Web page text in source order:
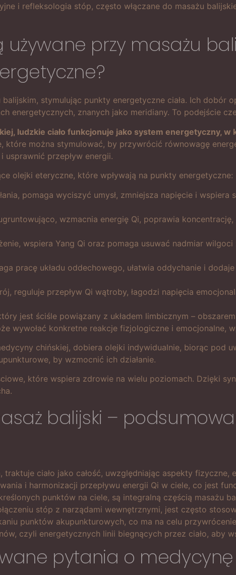
i refleksologia stóp, często włączane do masażu
używane przy masażu
stymulując punkty energetyczne ciała. Ich dobór
energetycznych, znanych jako meridiany. To podejście
ludzkie ciało funkcjonuje jako system energetyczny,
które można stymulować, by przywrócić równowagę
przepływ energii.
olejki eteryczne, które wpływają na punkty energetyczne:
pomaga wyciszyć umysł, zmniejsza napięcie i
wzmacnia energię Qi, poprawia
wspiera Yang Qi oraz pomaga usuwać nadmiar
pracę układu oddechowego, ułatwia oddychanie i
reguluje przepływ Qi wątroby, łagodzi napięcia
jest ściśle powiązany z układem limbicznym –
wywołać konkretne reakcje fizjologiczne i emocjonalne,
chińskiej, dobiera olejki indywidualnie, biorąc pod
by wzmocnić ich działanie.
które wspiera zdrowie na wielu poziomach. Dzięki
balijski –
ciało jako całość, uwzględniając aspekty fizyczne,
i harmonizacji przepływu energii Qi w ciele, co jest
punktów na ciele, są integralną częścią masażu
stóp z narządami wewnętrznymi, jest często
punktów akupunkturowych, co ma na celu
czyli energetycznych linii biegnących przez ciało, aby
pytania o